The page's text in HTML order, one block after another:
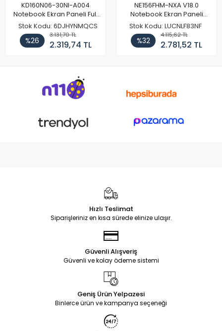
KD160N06-30NI-A004
Notebook Ekran Paneli Full
HD
Stok Kodu: 6DJHYNMQCS
%26
3.131,70 TL
2.319,74 TL
NE156FHM-NXA V18.0
Notebook Ekran Paneli
144Hz
Stok Kodu: LUCNLF83NF
%32
4.115,62 TL
2.781,52 TL
Hızlı Teslimat
Siparişleriniz en kısa sürede elinize ulaşır.
Güvenli Alışveriş
Güvenli ve kolay ödeme sistemi
Geniş Ürün Yelpazesi
Binlerce ürün ve kampanya seçeneği